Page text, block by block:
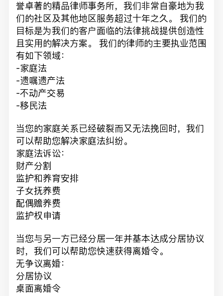
誉卓著的精品律师事务所，我们非常自豪地为我
们的社区及其他地区服务超过十年之久。 我们的
目标是为我们的客户面临的法律挑战提供创造性
且实用的解决方案。 我们的律师的主要执业范围
有如下领域：
-家庭法
-遗嘱遗产法
-不动产交易
-移民法
当您的家庭关系已经破裂而又无法挽回时，我们
可以帮助您解决家庭法纠纷。
家庭法诉讼：
财产分割
监护和养育安排
子女抚养费
配偶赡养费
监护权申请
当您与另一方已经分居一年并基本达成分居协议
时，我们可以帮助您快速获得离婚令。
无争议离婚：
分居协议
桌面离婚令